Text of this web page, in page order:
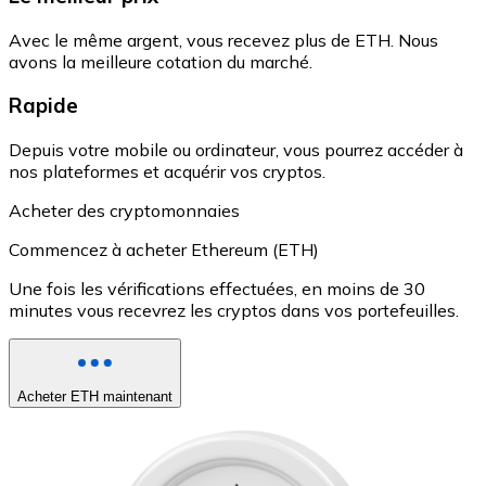
Avec le même argent, vous recevez plus de ETH. Nous
avons la meilleure cotation du marché.
Rapide
Depuis votre mobile ou ordinateur, vous pourrez accéder à
nos plateformes et acquérir vos cryptos.
Acheter des cryptomonnaies
Commencez à acheter Ethereum (ETH)
Une fois les vérifications effectuées, en moins de 30
minutes vous recevrez les cryptos dans vos portefeuilles.
Acheter ETH maintenant